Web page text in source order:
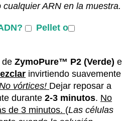
ARN en la muestra.
Pellet o
deZymoPure™ P2 (Verde) e
invirtiendo suavemente
vórtices! Dejar reposar a
durante2-3 minutos. No
de 3 minutos. (Las células